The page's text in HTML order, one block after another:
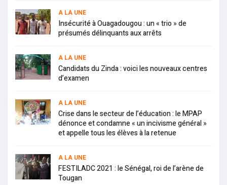
A LA UNE
Insécurité à Ouagadougou : un « trio » de
présumés délinquants aux arrêts
A LA UNE
Candidats du Zinda : voici les nouveaux centres
d’examen
A LA UNE
Crise dans le secteur de l’éducation : le MPAP
dénonce et condamne « un incivisme général »
et appelle tous les élèves à la retenue
A LA UNE
FESTILADC 2021 : le Sénégal, roi de l’arène de
Tougan